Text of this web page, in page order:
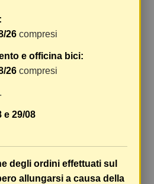
incluse
shopping_cart AGGIUNGI AL
CARRELLO
E RESI
26 compresi
e officina bici:
26 compresi
e 29/08
degli ordini effettuati sul
allungarsi a causa della